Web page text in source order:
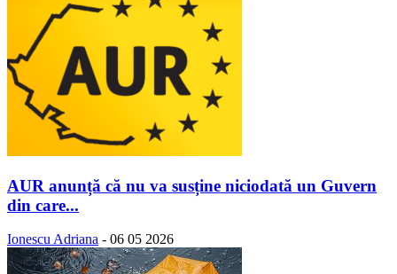
AUR anunță că nu va susține niciodată un Guvern
din care...
Ionescu Adriana - 06 05 2026